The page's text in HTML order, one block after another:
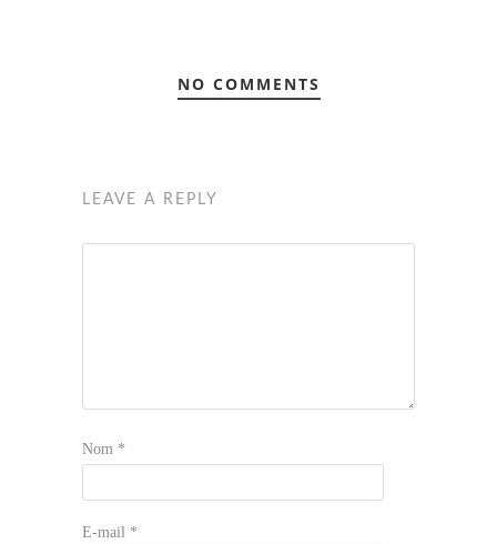
NO COMMENTS
LEAVE A REPLY
Nom *
E-mail *